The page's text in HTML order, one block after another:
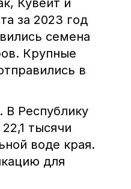
Кувейт и
за 2023 год
семена
Крупные
в
В Республику
тысячи
воде края.
для